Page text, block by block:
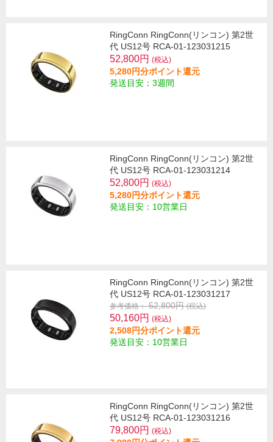
RingConn RingConn(リンコン) 第2世
代 US12号 RCA-01-123031215
52,800円 (税込)
5,280円分ポイント還元
発送目安：3週間
RingConn RingConn(リンコン) 第2世
代 US12号 RCA-01-123031214
52,800円 (税込)
5,280円分ポイント還元
発送目安：10営業日
RingConn RingConn(リンコン) 第2世
代 US12号 RCA-01-123031217
参考価格： 52,800円(税込)
50,160円 (税込)
2,508円分ポイント還元
発送目安：10営業日
RingConn RingConn(リンコン) 第2世
代 US12号 RCA-01-123031216
79,800円 (税込)